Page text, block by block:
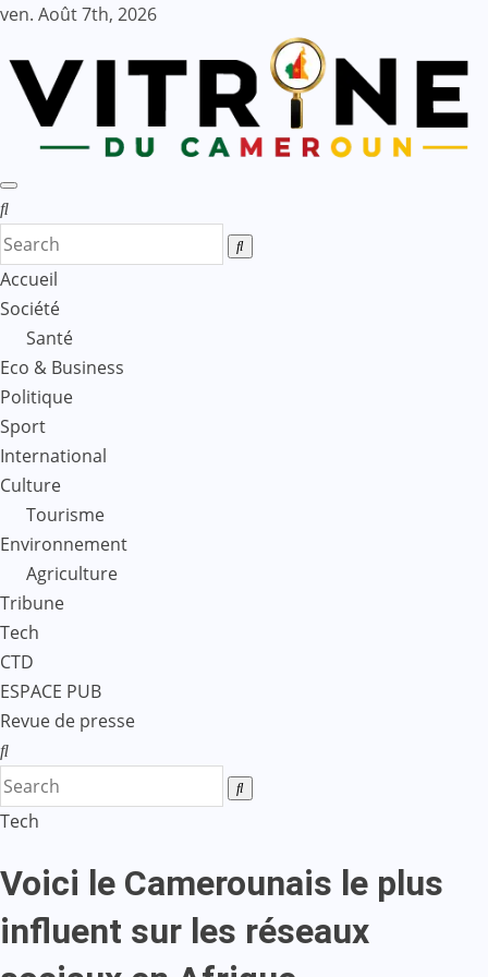
Skip
content
ven. Août 7th, 2026
Accueil
Société
Santé
Eco & Business
Politique
Sport
International
Culture
Tourisme
Environnement
Agriculture
Tribune
Tech
CTD
ESPACE PUB
Revue de presse
Tech
Voici le Camerounais le plus
influent sur les réseaux